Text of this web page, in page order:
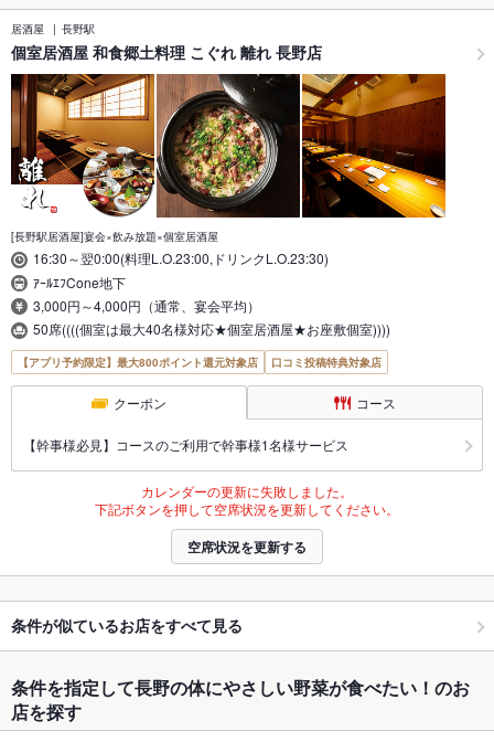
居酒屋 長野駅
個室居酒屋 和食郷土料理 こぐれ 離れ 長野店
[長野駅居酒屋]宴会×飲み放題×個室居酒屋
16:30～翌0:00(料理L.O.23:00,ドリンクL.O.23:30)
ｱｰﾙｴﾌCone地下
3,000円～4,000円（通常、宴会平均）
50席((((個室は最大40名様対応★個室居酒屋★お座敷個室))))
【アプリ予約限定】最大800ポイント還元対象店 口コミ投稿特典対象店
クーポン コース
【幹事様必見】コースのご利用で幹事様1名様サービス
カレンダーの更新に失敗しました。
下記ボタンを押して空席状況を更新してください。
空席状況を更新する
条件が似ているお店をすべて見る
条件を指定して長野の体にやさしい野菜が食べたい！のお
店を探す